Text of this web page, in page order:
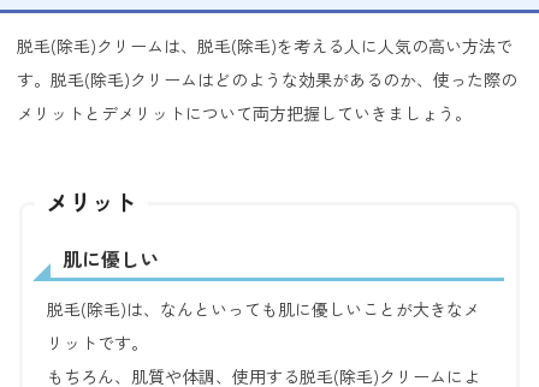
脱毛(除毛)クリームは、脱毛(除毛)を考える人に人気の高い方法で
す。脱毛(除毛)クリームはどのような効果があるのか、使った際の
メリットとデメリットについて両方把握していきましょう。
メリット
肌に優しい
脱毛(除毛)は、なんといっても肌に優しいことが大きなメ
リットです。
もちろん、肌質や体調、使用する脱毛(除毛)クリームによ